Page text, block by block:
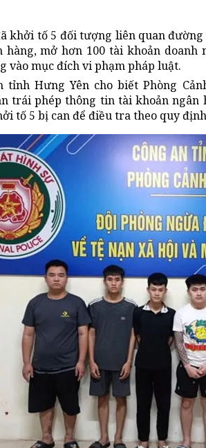
khởi tố 5 đối tượng liên quan
mở hơn 100 tài khoản
vào mục đích vi phạm pháp luật.
tỉnh Hưng Yên cho biết Phòng
trái phép thông tin tài khoản
tố 5 bị can để điều tra theo quy